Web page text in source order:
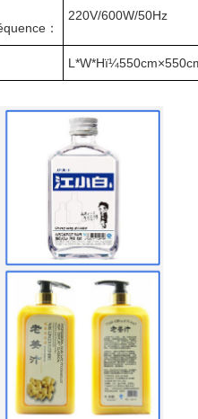
：
220V/600W/50Hz
L*W*Hï¼550cm×550